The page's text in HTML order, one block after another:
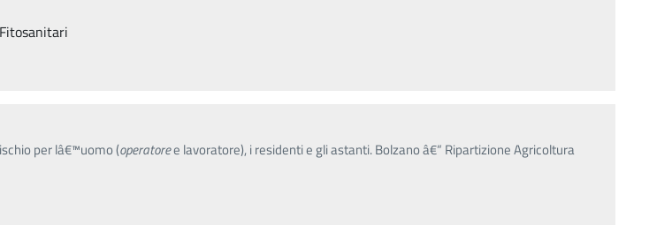
per lâ€™uomo (operatoree lavoratore), i residenti e gli astanti. Bolzano â€“ Ripartizione Agricoltura